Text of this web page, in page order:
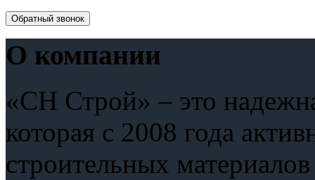
Обратный звонок
О компании
«СН Строй» – это
которая с 2008 года
строительных